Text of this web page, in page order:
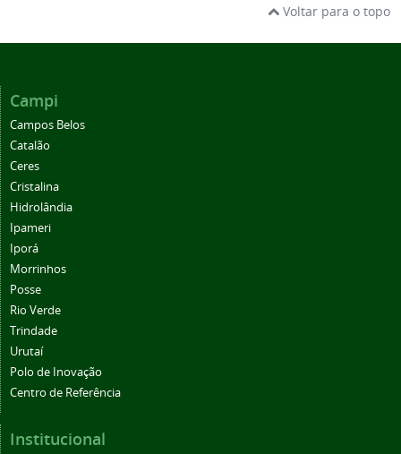
Voltar para o topo
Campi
Campos Belos
Catalão
Ceres
Cristalina
Hidrolândia
Ipameri
Iporá
Morrinhos
Posse
Rio Verde
Trindade
Urutaí
Polo de Inovação
Centro de Referência
Institucional